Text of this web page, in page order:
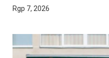
Rgp 7, 2026